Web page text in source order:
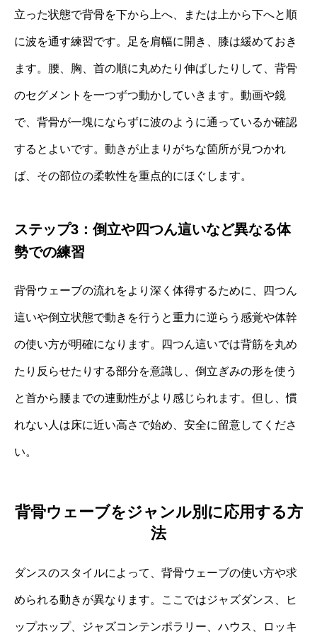
立った状態で背骨を下から上へ、または上から下へと順
に波を通す練習です。足を肩幅に開き、膝は緩めておき
ます。腰、胸、首の順に丸めたり伸ばしたりして、背骨
のセグメントを一つずつ動かしていきます。動画や鏡
で、背骨が一塊にならずに波のように通っているか確認
するとよいです。動きが止まりがちな箇所が見つかれ
ば、その部位の柔軟性を重点的にほぐします。
ステップ3：倒立や四つん這いなど異なる体
勢での練習
背骨ウェーブの流れをより深く体得するために、四つん
這いや倒立状態で動きを行うと重力に逆らう感覚や体幹
の使い方が明確になります。四つん這いでは背筋を丸め
たり反らせたりする部分を意識し、倒立ぎみの形を使う
と首から腰までの連動性がより感じられます。但し、慣
れない人は床に近い高さで始め、安全に留意してくださ
い。
背骨ウェーブをジャンル別に応用する方
法
ダンスのスタイルによって、背骨ウェーブの使い方や求
められる動きが異なります。ここではジャズダンス、ヒ
ップホップ、ジャズコンテンポラリー、ハウス、ロッキ